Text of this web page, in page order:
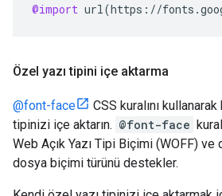
@import url (https : //fonts .
Özel yazı tipini içe aktarma
@font-face
CSS kuralını
tipinizi içe aktarın. @font-face
Web Açık Yazı Tipi Biçimi (WOFF) ve
dosya biçimi türünü destekler.